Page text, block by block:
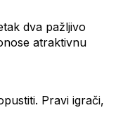
dva pažljivo
atraktivnu